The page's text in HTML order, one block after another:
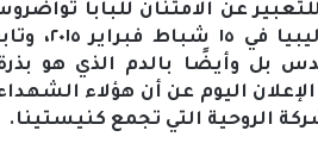
عن الامتنان للبابا
الشهداء
بل وأيضًا بالدم الذي هو
اليوم عن أن هؤلاء
الروحية التي تجمع كنيستينا.